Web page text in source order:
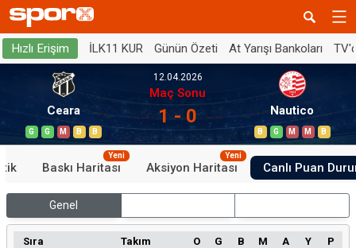
Hızlı Erişim İLK11 KUR Günün Özeti At Yarışı Bankoları
Ceara
G G M B B
12.04.2026
Maç Sonu
1 - 0 Nautico
B G M M B
Baskı Haritası
Yeni
Aksiyon Haritası
Yeni
Canlı Puan
Genel
Sıra Takım O G B M A Y
P